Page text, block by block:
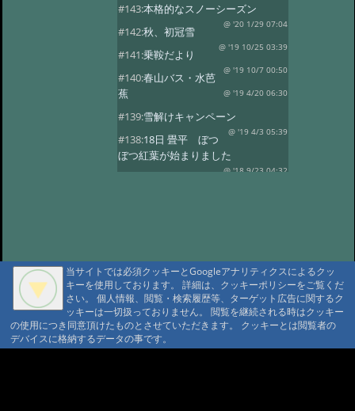
#143:本格的なスノーシーズン
@ '20 1/29 07:04
#142:秋、初冠雪
@ '19 10/25 03:39
#141:乗鞍だより
@ '19 10/7 00:50
#140:春山バス・水芭
蕉
@ '19 4/20 06:30
#139:雪解けキャンペーン
@ '19 4/3 05:39
#138:18日 畳平 ぼつ
ぼつ紅葉が始まりました
@ '18 9/23 04:32
#134:スノーシーズン @ '17 12/26 03:22
#133:乗鞍山頂に雪がのりました
@ '17 10/29 06:43
#132:乗鞍高原の紅葉
見頃
@ '17 10/14 00:35
#131:紅葉 10/5写す @ '17 10/9 05:55
当サイトでは必須クッキーとGoogleアナリティクスによるクッ
キーを使用しております。 詳細は、クッキーポリシーをご覧くだ
さい。 個人情報、閲覧・検索履歴等、ターゲット広告に関するク
ッキーは一切扱っておりません。 閲覧を継続される時はクッキー
の使用につき同意頂けたものとさせていただきます。 クッキーとは閲覧者の
デバイスに格納するデータの事です。